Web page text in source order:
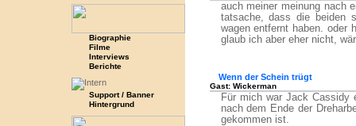
Biographie
Filme
Interviews
Berichte
Support / Banner
Hintergrund
auch meiner meinung nach
tatsache, dass die beiden
wagen entfernt haben. oder
glaub ich aber eher nicht,
Wenn der Schein trügt
Gast: Wickerman
Für mich war Jack Cassidy
nach dem Ende der
gekommen ist.